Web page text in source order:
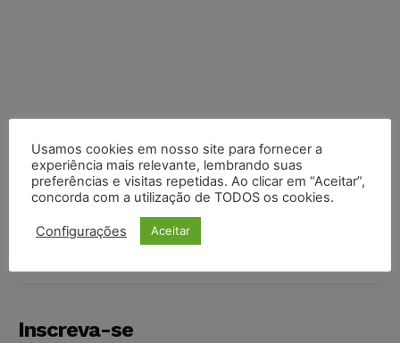
COMPARTILHE
Inscreva-se
Usamos cookies em nosso site para fornecer a
experiência mais relevante, lembrando suas
preferências e visitas repetidas. Ao clicar em “Aceitar”,
concorda com a utilização de TODOS os cookies.
Configurações Aceitar